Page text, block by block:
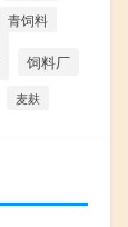
青饲料
饲料厂
麦麸